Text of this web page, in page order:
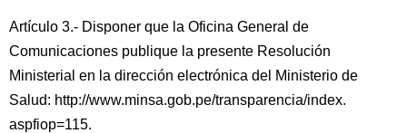
Artículo 3.- Disponer que la Oficina General de
Comunicaciones publique la presente Resolución
Ministerial en la dirección electrónica del Ministerio de
Salud: http://www.minsa.gob.pe/transparencia/index.
aspfiop=115.